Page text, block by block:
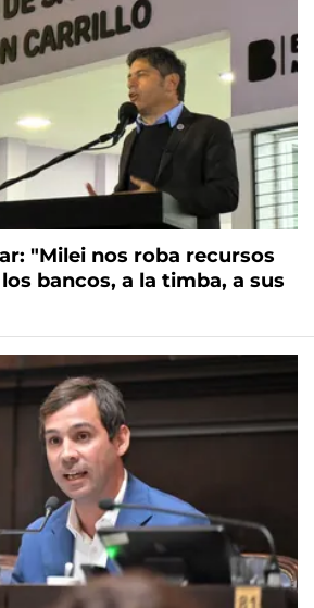
"Milei nos roba recursos
bancos, a la timba, a sus